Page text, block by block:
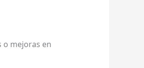
o mejoras en